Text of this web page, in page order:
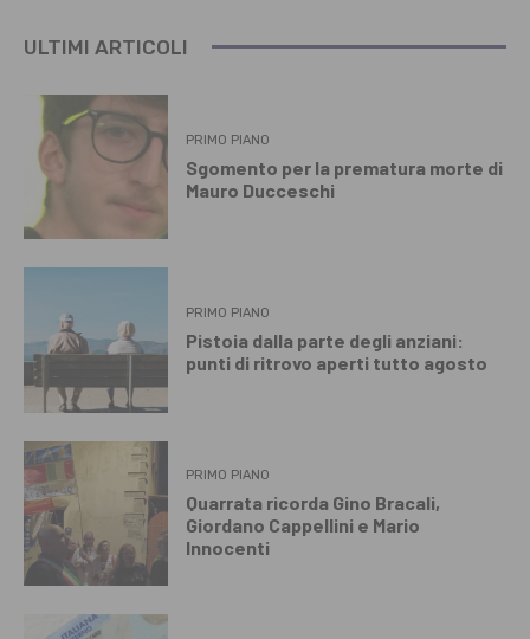
ULTIMI ARTICOLI
PRIMO PIANO
Sgomento per la prematura morte di
Mauro Ducceschi
PRIMO PIANO
Pistoia dalla parte degli anziani:
punti di ritrovo aperti tutto agosto
PRIMO PIANO
Quarrata ricorda Gino Bracali,
Giordano Cappellini e Mario
Innocenti